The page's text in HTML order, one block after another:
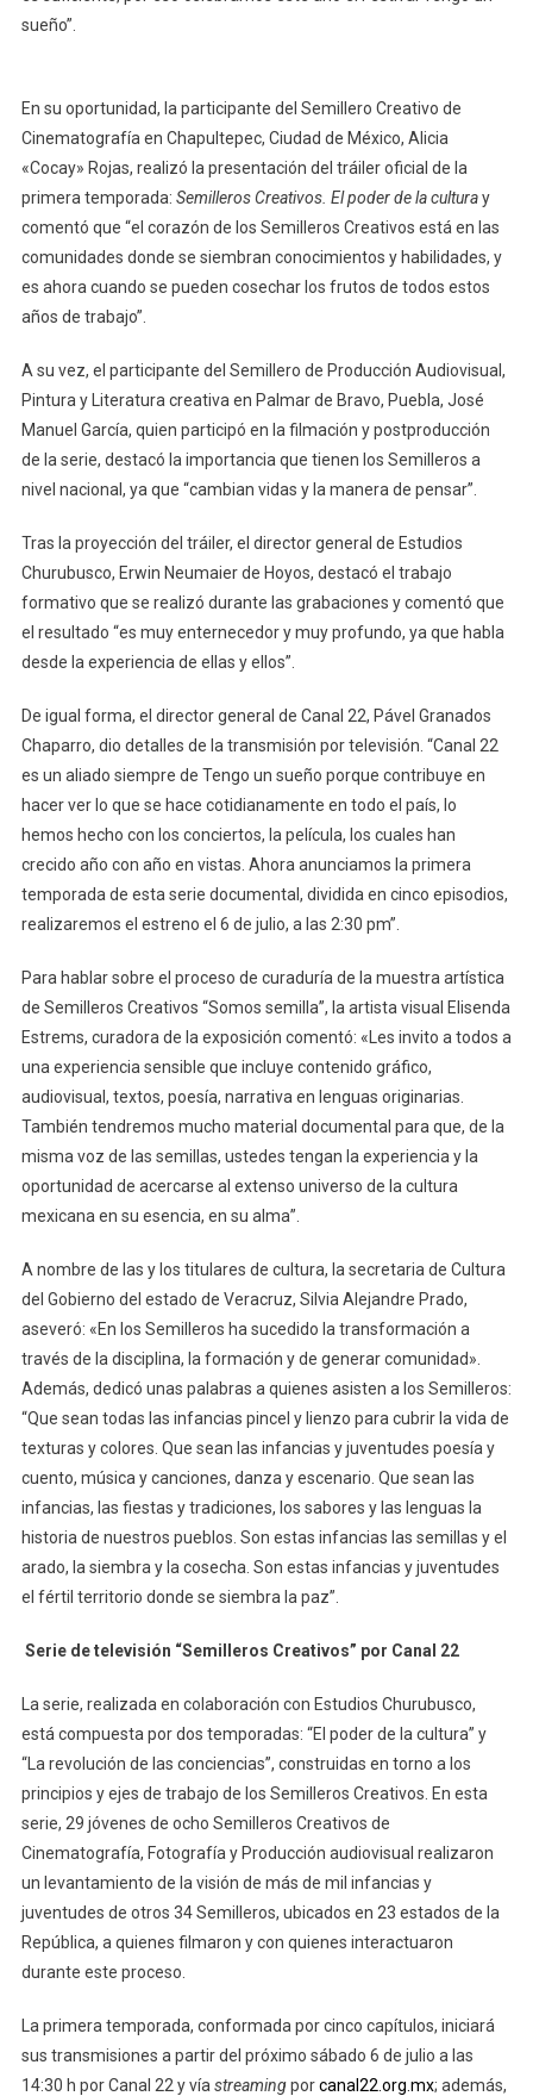
sueño”.
En su oportunidad, la participante del Semillero Creativo de
Cinematografía en Chapultepec, Ciudad de México, Alicia
«Cocay» Rojas, realizó la presentación del tráiler oficial de la
primera temporada: Semilleros Creativos. El poder de la culturay
comentó que “el corazón de los Semilleros Creativos está en las
comunidades donde se siembran conocimientos y habilidades, y
es ahora cuando se pueden cosechar los frutos de todos estos
años de trabajo”.
A su vez, el participante del Semillero de Producción Audiovisual,
Pintura y Literatura creativa en Palmar de Bravo, Puebla, José
Manuel García, quien participó en la filmación y postproducción
de la serie, destacó la importancia que tienen los Semilleros a
nivel nacional, ya que “cambian vidas y la manera de pensar”.
Tras la proyección del tráiler, el director general de Estudios
Churubusco, Erwin Neumaier de Hoyos, destacó el trabajo
formativo que se realizó durante las grabaciones y comentó que
el resultado “es muy enternecedor y muy profundo, ya que habla
desde la experiencia de ellas y ellos”.
De igual forma, el director general de Canal 22, Pável Granados
Chaparro, dio detalles de la transmisión por televisión. “Canal 22
es un aliado siempre de Tengo un sueño porque contribuye en
hacer ver lo que se hace cotidianamente en todo el país, lo
hemos hecho con los conciertos, la película, los cuales han
crecido año con año en vistas. Ahora anunciamos la primera
temporada de esta serie documental, dividida en cinco episodios,
realizaremos el estreno el 6 de julio, a las 2:30 pm”.
Para hablar sobre el proceso de curaduría de la muestra artística
de Semilleros Creativos “Somos semilla”, la artista visual Elisenda
Estrems, curadora de la exposición comentó: «Les invito a todos a
una experiencia sensible que incluye contenido gráfico,
audiovisual, textos, poesía, narrativa en lenguas originarias.
También tendremos mucho material documental para que, de la
misma voz de las semillas, ustedes tengan la experiencia y la
oportunidad de acercarse al extenso universo de la cultura
mexicana en su esencia, en su alma”.
A nombre de las y los titulares de cultura, la secretaria de Cultura
del Gobierno del estado de Veracruz, Silvia Alejandre Prado,
aseveró: «En los Semilleros ha sucedido la transformación a
través de la disciplina, la formación y de generar comunidad».
Además, dedicó unas palabras a quienes asisten a los Semilleros:
“Que sean todas las infancias pincel y lienzo para cubrir la vida de
texturas y colores. Que sean las infancias y juventudes poesía y
cuento, música y canciones, danza y escenario. Que sean las
infancias, las fiestas y tradiciones, los sabores y las lenguas la
historia de nuestros pueblos. Son estas infancias las semillas y el
arado, la siembra y la cosecha. Son estas infancias y juventudes
el fértil territorio donde se siembra la paz”.
Serie de televisión “Semilleros Creativos” por Canal 22
La serie, realizada en colaboración con Estudios Churubusco,
está compuesta por dos temporadas: “El poder de la cultura” y
“La revolución de las conciencias”, construidas en torno a los
principios y ejes de trabajo de los Semilleros Creativos. En esta
serie, 29 jóvenes de ocho Semilleros Creativos de
Cinematografía, Fotografía y Producción audiovisual realizaron
un levantamiento de la visión de más de mil infancias y
juventudes de otros 34 Semilleros, ubicados en 23 estados de la
República, a quienes filmaron y con quienes interactuaron
durante este proceso.
La primera temporada, conformada por cinco capítulos, iniciará
sus transmisiones a partir del próximo sábado 6 de julio a las
14:30 h por Canal 22 y vía streamingporcanal22.org.mx; además,